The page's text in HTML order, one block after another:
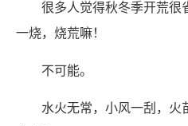
很多人觉得秋冬季开荒很
一烧，烧荒嘛！
不可能。
水火无常，小风一刮，火